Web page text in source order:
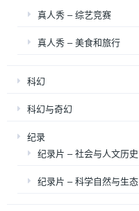
真人秀 – 综艺竞赛
真人秀 – 美食和旅行
科幻
科幻与奇幻
纪录
纪录片 – 社会与人文历史
纪录片 – 科学自然与生态